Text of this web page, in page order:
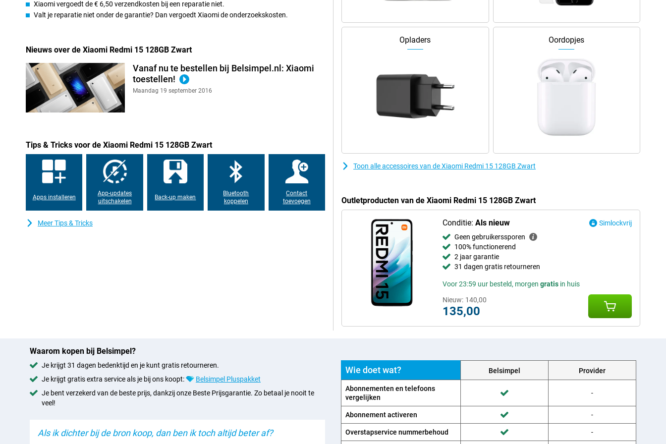
hoeft te betalen. Het toestel ligt prettig in de hand en voelt stevig aan, wat zorgt voor extra
vertrouwen tijdens dagelijks gebruik. Dankzij de solide afwerking kun je rekenen op een
Xiaomi vergoedt de € 6,50 verzendkosten bij een reparatie niet.
Valt je reparatie niet onder de garantie? Dan vergoedt Xiaomi de onderzoekskosten.
Nieuws over de Xiaomi Redmi 15 128GB Zwart
Vanaf nu te bestellen bij Belsimpel.nl: Xiaomi
toestellen!
Maandag 19 september 2016
Tips & Tricks voor de Xiaomi Redmi 15 128GB Zwart
Apps installeren
App-updates
uitschakelen
Back-up maken
Bluetooth
koppelen
Contact
toevoegen
Meer Tips & Tricks
Opladers Oordopjes
Toon alle accessoires van de Xiaomi Redmi 15 128GB Zwart
Outletproducten van de Xiaomi Redmi 15 128GB Zwart
Conditie: Als nieuw
Simlockvrij
Geen gebruikerssporen
100% functionerend
2 jaar garantie
31 dagen gratis retourneren
Voor 23:59 uur besteld, morgen gratisin huis
Nieuw: 140,00
135,00
Waarom kopen bij Belsimpel?
Je krijgt 31 dagen bedenktijd en je kunt gratis retourneren.
Je krijgt gratis extra service als je bij ons koopt:
Belsimpel Pluspakket
Je bent verzekerd van de beste prijs, dankzij onze Beste Prijsgarantie. Zo betaal je nooit te
veel!
Als ik dichter bij de bron koop, dan ben ik toch altijd beter af?
Wie doet wat? Belsimpel Provider
Abonnementen en telefoons
vergelijken
Wordt gedaan door Belsimpel Wordt niet gedaan door Provider
-
Abonnement activeren Wordt gedaan door Belsimpel Wordt niet gedaan door Provider
-
Overstapservice nummerbehoud Wordt gedaan door Belsimpel Wordt niet gedaan door Provider
-